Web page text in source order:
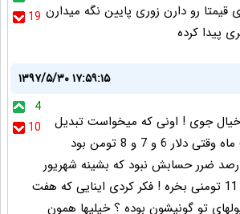
19 قیمتا رو دارن زوری پایین نگه میدارن
پیدا کرده
۱۳۹۷/۵/۳۰ ۱۷:۵۹:۱۵
4
10
جوی ! اونی که میخواست تبدیل
کنه تو این هفت ماه وقتی دلار 6 و 7 و 8 تومن بود
و لنگ 6 درصد ضرر حسابش نبود که بشینه شهریور
بیاد تا تازه دلاره 11 تومنی بخره ! فکر کردی اینایی که هفت
تو گونیشون بوده ؟ خیلیها همون